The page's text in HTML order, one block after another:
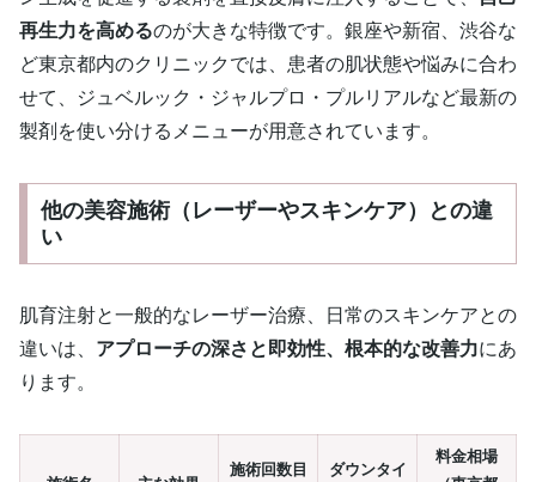
再生力を高めるのが大きな特徴です。銀座や新宿、渋谷な
ど東京都内のクリニックでは、患者の肌状態や悩みに合わ
せて、ジュベルック・ジャルプロ・プルリアルなど最新の
製剤を使い分けるメニューが用意されています。
他の美容施術（レーザーやスキンケア）との違
い
肌育注射と一般的なレーザー治療、日常のスキンケアとの
違いは、 アプローチの深さと即効性、根本的な改善力にあ
ります。
施術回数目
ダウンタイ
料金相場